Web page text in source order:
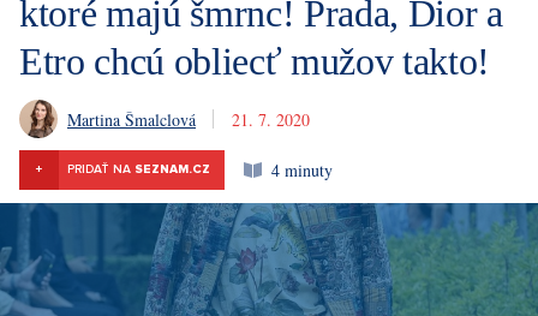
ktoré majú šmrnc! Prada, Dior a
Etro chcú obliecť mužov takto!
Martina Šmalclová 21. 7. 2020
+ PRIDAŤ NA SEZNAM.CZ 4 minuty